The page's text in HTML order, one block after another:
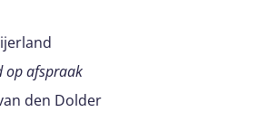
op afspraak
den Dolder